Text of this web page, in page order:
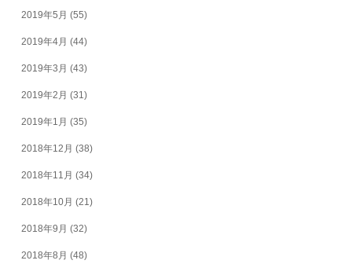
2019年5月 (55)
2019年4月 (44)
2019年3月 (43)
2019年2月 (31)
2019年1月 (35)
2018年12月 (38)
2018年11月 (34)
2018年10月 (21)
2018年9月 (32)
2018年8月 (48)